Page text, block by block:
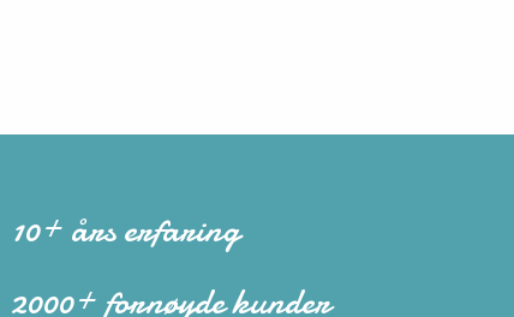
10+ års erfaring
2000+ fornøyde kunder